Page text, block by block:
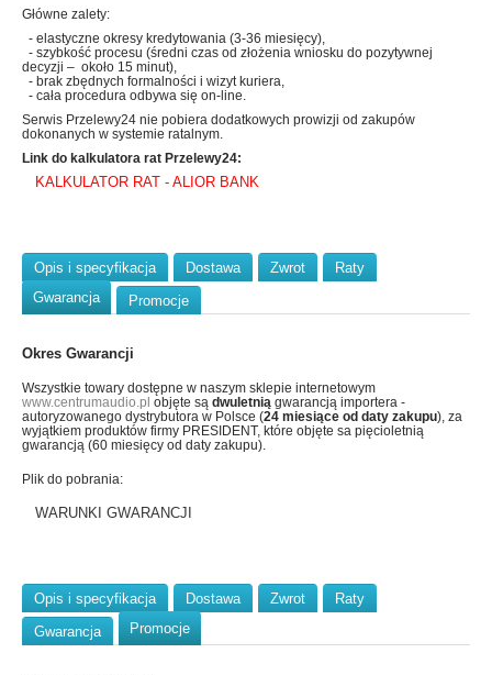
Główne zalety:
- elastyczne okresy kredytowania (3-36 miesięcy),
- szybkość procesu (średni czas od złożenia wniosku do pozytywnej
decyzji – około 15 minut),
- brak zbędnych formalności i wizyt kuriera,
- cała procedura odbywa się on-line.
Serwis Przelewy24 nie pobiera dodatkowych prowizji od zakupów
dokonanych w systemie ratalnym.
Link do kalkulatora rat Przelewy24:
KALKULATOR RAT - ALIOR BANK
Opis i specyfikacja Dostawa Zwrot
Raty
Gwarancja
Promocje
Okres Gwarancji
Wszystkie towary dostępne w naszym sklepie internetowym
www.centrumaudio.pl objęte są dwuletnią gwarancją importera -
autoryzowanego dystrybutora w Polsce (24 miesiące od daty zakupu), za
wyjątkiem produktów firmy PRESIDENT, które objęte sa pięcioletnią
gwarancją (60 miesięcy od daty zakupu).
Plik do pobrania:
WARUNKI GWARANCJI
Opis i specyfikacja Dostawa Zwrot
Raty
Gwarancja
Promocje